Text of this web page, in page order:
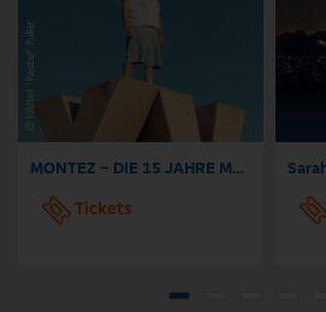
MONTEZ – DIE 15 JAHRE MONTEZ – TOUR
Tickets